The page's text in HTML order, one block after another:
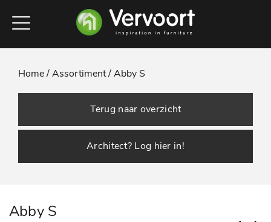
Home /Assortiment /Abby S
Terug naar overzicht
Architect? Log hier in!
Abby S